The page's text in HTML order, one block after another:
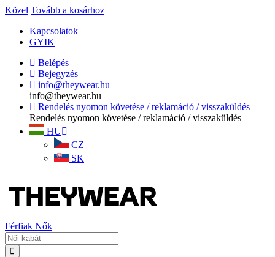
Közel Tovább a kosárhoz
Kapcsolatok
GYIK
Belépés
Bejegyzés
info@theywear.hu
info@theywear.hu
Rendelés nyomon követése / reklamáció / visszaküldés
Rendelés nyomon követése / reklamáció / visszaküldés
HU
CZ
SK
Férfiak Nők